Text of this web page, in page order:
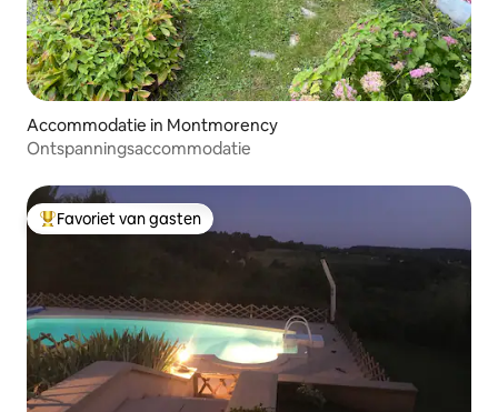
Accommodatie in Montmorency
Ontspanningsaccommodatie
Topfavoriet van gasten
Favoriet van gasten